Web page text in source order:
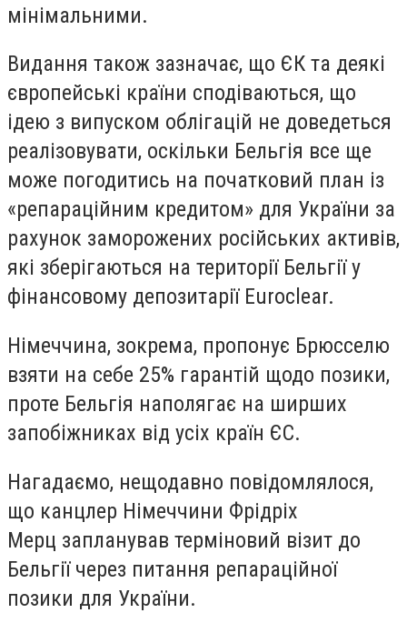
мінімальними.
Видання також зазначає, що ЄК та деякі
європейські країни сподіваються, що
ідею з випуском облігацій не доведеться
реалізовувати, оскільки Бельгія все ще
може погодитись на початковий план із
«репараційним кредитом» для України за
рахунок заморожених російських активів,
які зберігаються на території Бельгії у
фінансовому депозитарії Euroclear.
Німеччина, зокрема, пропонує Брюсселю
взяти на себе 25% гарантій щодо позики,
проте Бельгія наполягає на ширших
запобіжниках від усіх країн ЄС.
Нагадаємо, нещодавно повідомлялося,
що канцлер Німеччини Фрідріх
Мерц запланував терміновий візит до
Бельгії через питання репараційної
позики для України.